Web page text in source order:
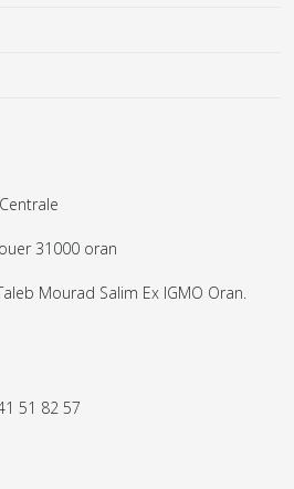
31000 oran
Mourad Salim Ex IGMO Oran.
51 82 57